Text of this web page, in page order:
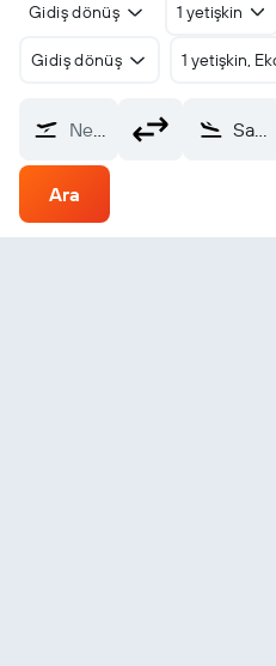
Gidiş dönüş 1 yetişkin
Gidiş dönüş 1 yetişkin,
Nereden? San Diego Carlsbad-Palomar (CLD)
Ara